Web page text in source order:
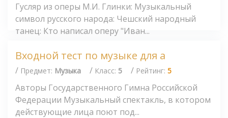
Гусляр из оперы М.И. Глинки: Музыкальный
символ русского народа: Чешский народный
танец: Кто написал оперу "Иван...
Входной тест по музыке для а
/ Предмет: Музыка / Класс: 5 / Рейтинг: 5
Авторы Государственного Гимна Российской
Федерации Музыкальный спектакль, в котором
действующие лица поют под...